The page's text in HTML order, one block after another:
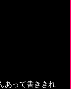
ました。
してみてはいか
います。
あって書ききれ